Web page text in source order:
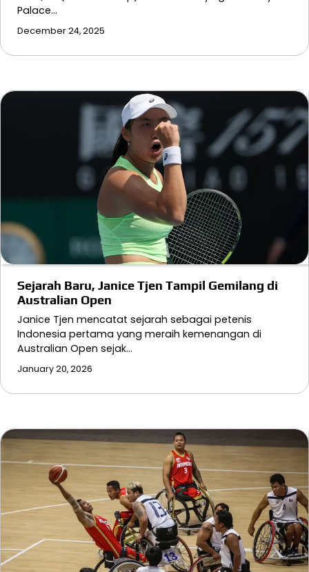
Palace…
December 24, 2025
Sejarah Baru, Janice Tjen Tampil Gemilang di
Australian Open
Janice Tjen mencatat sejarah sebagai petenis
Indonesia pertama yang meraih kemenangan di
Australian Open sejak…
January 20, 2026